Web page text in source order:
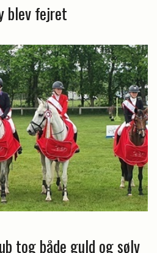
blev fejret
tog både guld og sølv